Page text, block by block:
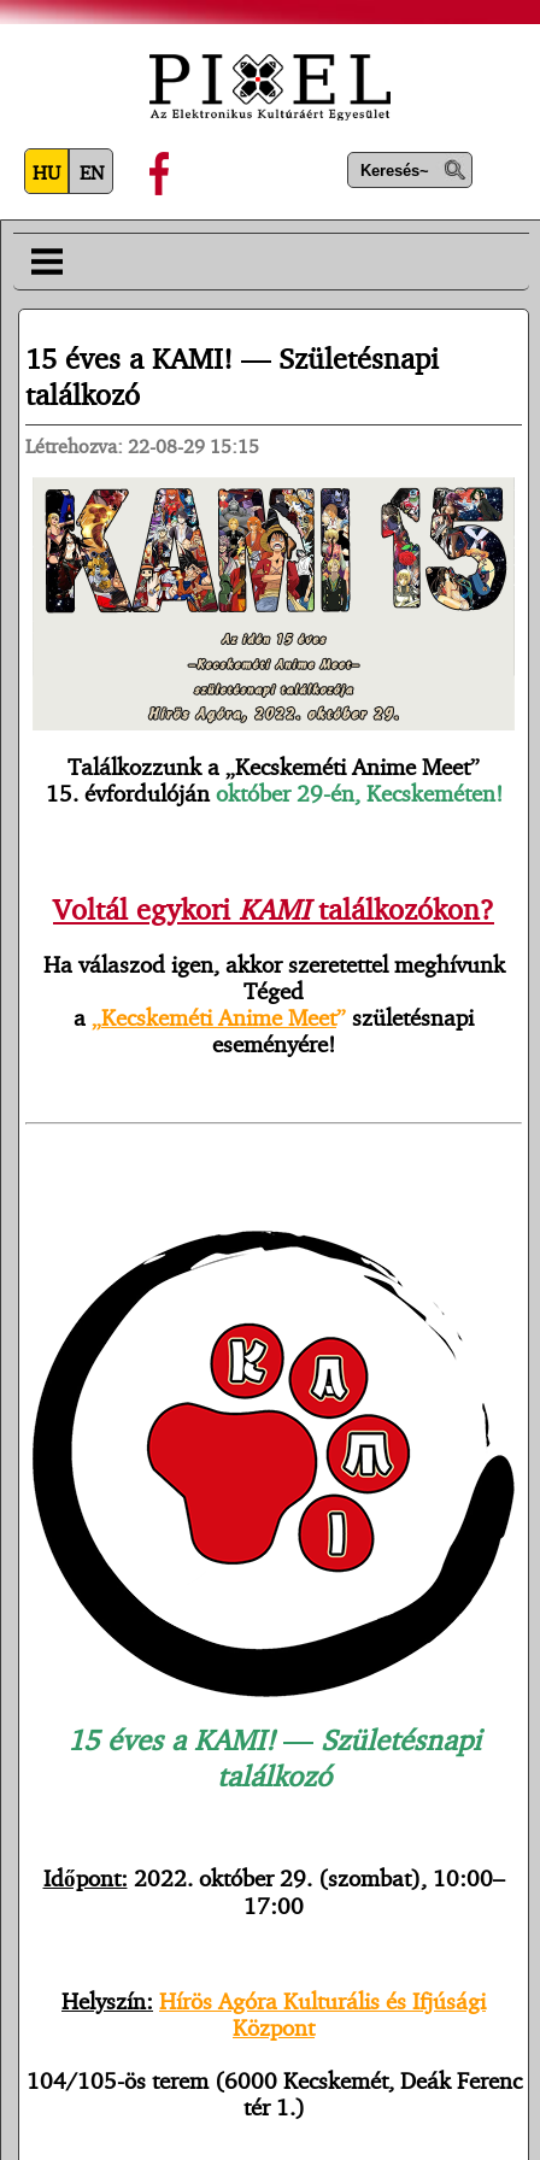
HU EN
15 éves a KAMI! — Születésnapi
találkozó
Létrehozva: 22-08-29 15:15
Találkozzunk a „Kecskeméti Anime Meet”
15. évfordulójánoktóber 29-én, Kecskeméten!
Voltál egykori KAMItalálkozókon?
Ha válaszod igen, akkor szeretettel meghívunk
Téged
a „Kecskeméti Anime Meet” születésnapi
eseményére!
15 éves a KAMI!— Születésnapi
találkozó
Időpont: 2022. október 29. (szombat), 10:00–
17:00
Helyszín: Hírös Agóra Kulturális és Ifjúsági
Központ
104/105-ös terem (6000 Kecskemét, Deák Ferenc
tér 1.)